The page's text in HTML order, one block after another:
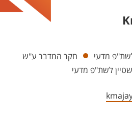
מדעי
חקר המדבר ע"ש
לשת"פ מדעי